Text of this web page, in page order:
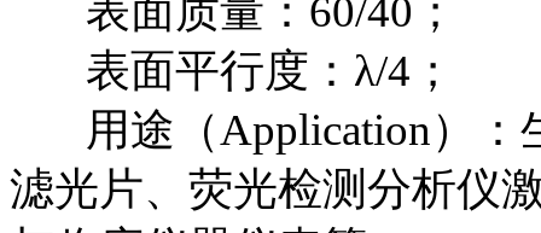
表面质量：60/40；
表面平行度：λ/4；
用途（Application）：
滤光片、荧光检测分析仪